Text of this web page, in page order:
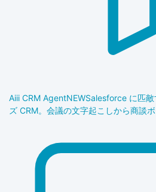
Aiii CRM AgentNEWSalesforce に匹
ズ CRM。会議の文字起こしから商談